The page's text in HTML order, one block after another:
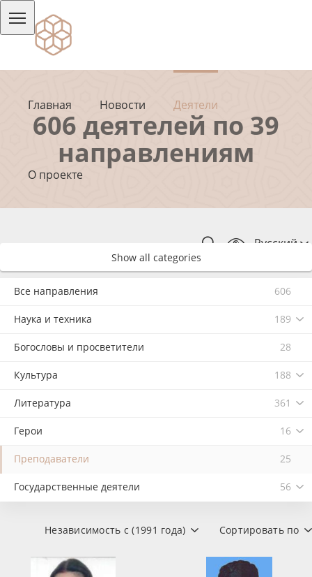
Главная Новости Деятели
О проекте
Русский
606 деятелей по 39
направлениям
Show all categories
Все направления 606
Наука и техника 189
Богословы и просветители 28
Культура 188
Литература 361
Герои 16
Преподаватели 25
Государственные деятели 56
Сортировать по
Независимость с (1991 года)